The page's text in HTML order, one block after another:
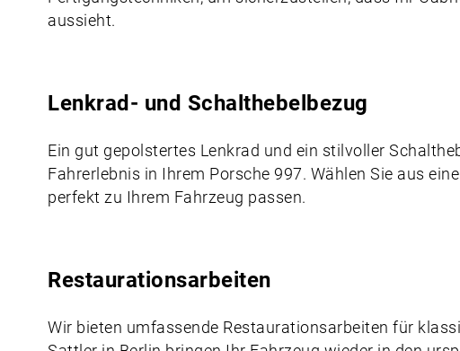
aussieht.
Lenkrad- und Schalthebelbezug
Ein gut gepolstertes Lenkrad und ein stilvoller
Fahrerlebnis in Ihrem Porsche 997. Wählen Sie aus
perfekt zu Ihrem Fahrzeug passen.
Restaurationsarbeiten
Wir bieten umfassende Restaurationsarbeiten für